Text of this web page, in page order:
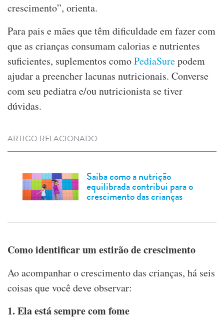
crescimento”, orienta.
Para pais e mães que têm dificuldade em fazer com
que as crianças consumam calorias e nutrientes
suficientes, suplementos comoPediaSurepodem
ajudar a preencher lacunas nutricionais. Converse
com seu pediatra e/ou nutricionista se tiver
dúvidas.
ARTIGO RELACIONADO
Saiba como a nutrição
equilibrada contribui para o
crescimento das crianças
Como identificar um estirão de crescimento
Ao acompanhar o crescimento das crianças, há seis
coisas que você deve observar:
1. Ela está sempre com fome